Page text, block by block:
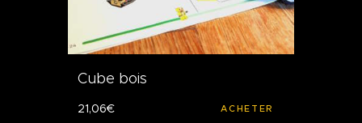
Cube bois
21,06€ ACHETER